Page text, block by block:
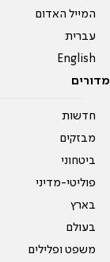
המייל האדום
עברית
English
מדורים
חדשות
מבזקים
ביטחוני
פוליטי-מדיני
בארץ
בעולם
משפט ופלילים